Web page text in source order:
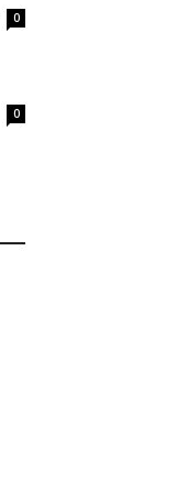
0
0